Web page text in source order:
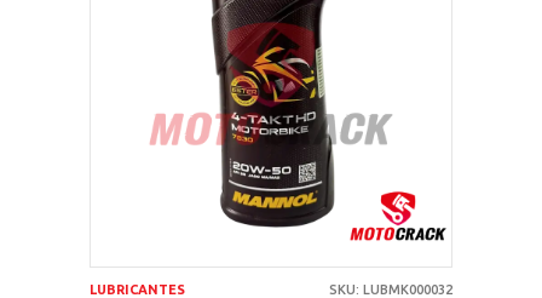
AÑADIR AL CARRITO
LUBRICANTES SKU: LUBMK000032